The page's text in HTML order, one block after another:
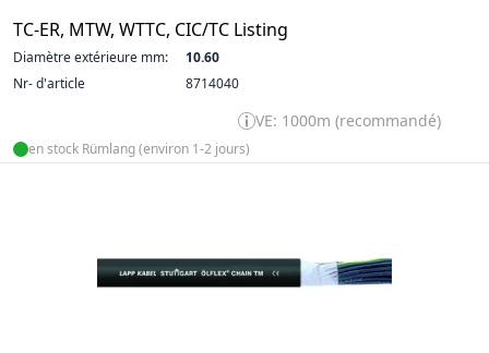
TC-ER, MTW, WTTC, CIC/TC Listing
Diamètre extérieure mm:
10.60
Nr- d'article
8714040
VE: 1000m (recommandé)
en stock Rümlang (environ 1-2 jours)